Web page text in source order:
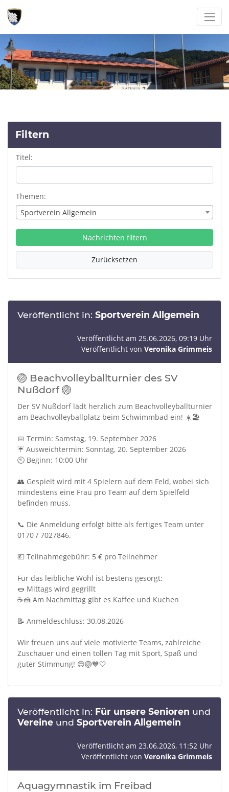
Filtern
Titel:
Themen:
Sportverein Allgemein
Nachrichten filtern
Zurücksetzen
Veröffentlicht in: Sportverein Allgemein
Veröffentlicht am 25.06.2026, 09:19 Uhr
Veröffentlicht von Veronika Grimmeis
🏐 Beachvolleyballturnier des SV
Nußdorf 🏐
Der SV Nußdorf lädt herzlich zum Beachvolleyballturnier
am Beachvolleyballplatz beim Schwimmbad ein! ☀️🏖️
📅 Termin: Samstag, 19. September 2026
☔ Ausweichtermin: Sonntag, 20. September 2026
🕙 Beginn: 10:00 Uhr
👥 Gespielt wird mit 4 Spielern auf dem Feld, wobei sich
mindestens eine Frau pro Team auf dem Spielfeld
befinden muss.
📞 Die Anmeldung erfolgt bitte als fertiges Team unter
0170 / 7027846.
💶 Teilnahmegebühr: 5 € pro Teilnehmer
Für das leibliche Wohl ist bestens gesorgt:
🌭 Mittags wird gegrillt
☕🍰 Am Nachmittag gibt es Kaffee und Kuchen
📝 Anmeldeschluss: 30.08.2026
Wir freuen uns auf viele motivierte Teams, zahlreiche
Zuschauer und einen tollen Tag mit Sport, Spaß und
guter Stimmung! 😊🏐💙🤍
Veröffentlicht in: Für unsere Senioren und
Vereine und Sportverein Allgemein
Veröffentlicht am 23.06.2026, 11:52 Uhr
Veröffentlicht von Veronika Grimmeis
Aquagymnastik im Freibad